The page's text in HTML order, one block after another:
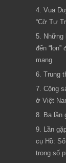
4. Vua
“Cờ Tự
5. Những
đến
mạng
6. Trung
7. Cộng
ở Việt
8. Ba lần
9. Lần
cụ Hồ:
trong số